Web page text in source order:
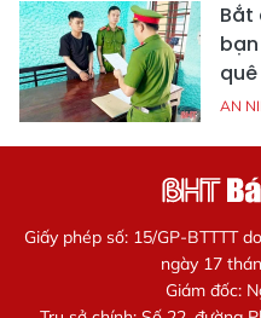
Bắt
quê
AN
Giấy phép số: 15/GP-BTTTT
ngày 17
Giám đốc: